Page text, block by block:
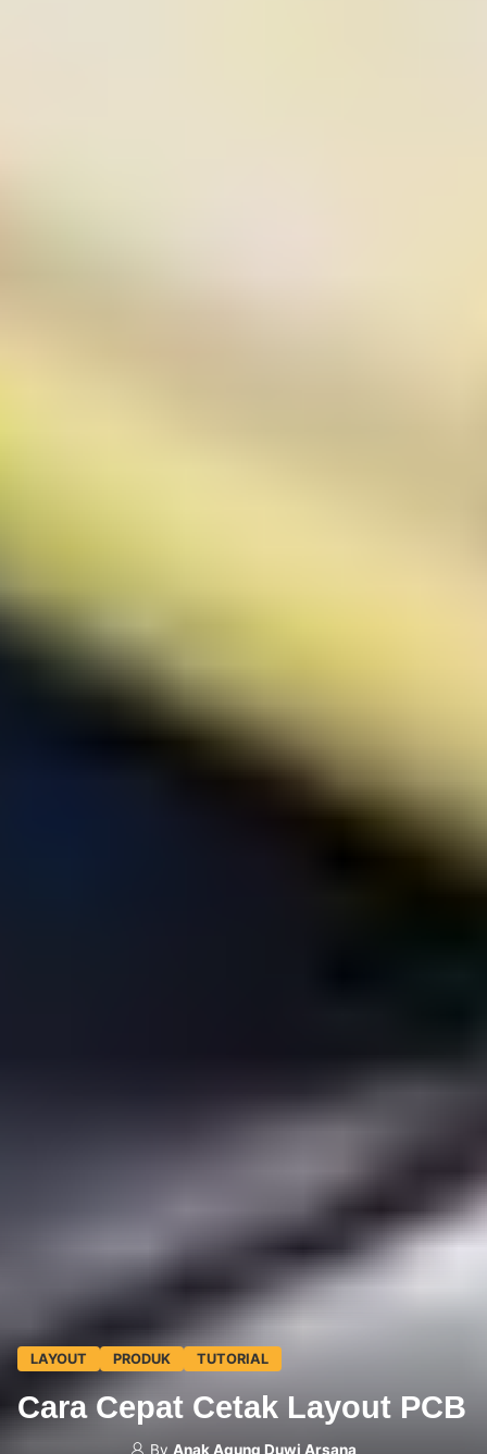
LAYOUT PRODUK TUTORIAL
Cara Cepat Cetak Layout PCB
By Anak Agung Duwi Arsana